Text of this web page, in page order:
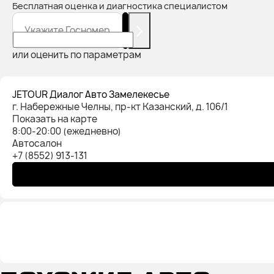
Бесплатная оценка и диагностика специалистом
Укажите Госномер
или оценить по параметрам
JETOUR Диалог Авто Замелекесье
г. Набережные Челны, пр-кт Казанский, д. 106/1
Показать на карте
8:00-20:00 (ежедневно)
Автосалон
+7 (8552) 913-131